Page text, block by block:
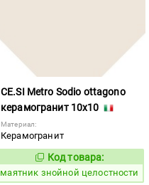
CE.SI Metro Sodio ottagono
керамогранит 10x10
Материал:
Керамогранит
925993
Код товара:
маятник знойной целостности